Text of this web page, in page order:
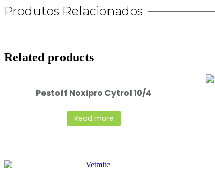
Produtos Relacionados
Related products
Pestoff Noxipro Cytrol 10/4
Read more